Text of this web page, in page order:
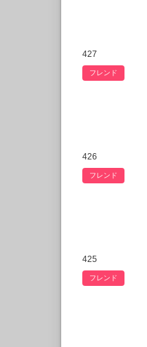
427
フレンド
426
フレンド
425
フレンド